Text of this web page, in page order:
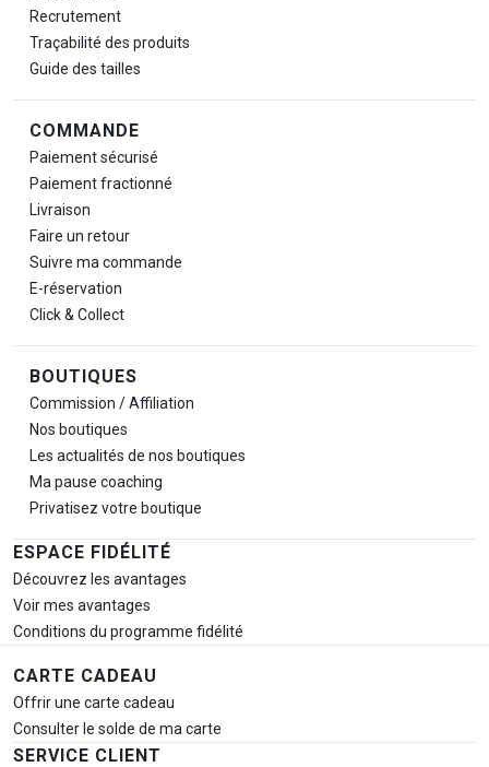
Recrutement
Traçabilité des produits
Guide des tailles
COMMANDE
Paiement sécurisé
Paiement fractionné
Livraison
Faire un retour
Suivre ma commande
E-réservation
Click & Collect
BOUTIQUES
Commission / Affiliation
Nos boutiques
Les actualités de nos boutiques
Ma pause coaching
Privatisez votre boutique
ESPACE FIDÉLITÉ
Découvrez les avantages
Voir mes avantages
Conditions du programme fidélité
CARTE CADEAU
Offrir une carte cadeau
Consulter le solde de ma carte
SERVICE CLIENT